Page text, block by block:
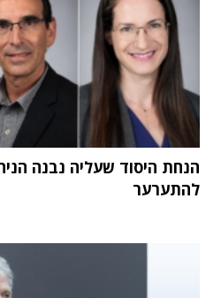
הנחת היסוד שעליה נבנה
להתערער